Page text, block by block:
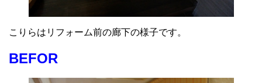
こりらはリフォーム前の廊下の様子です。
BEFOR